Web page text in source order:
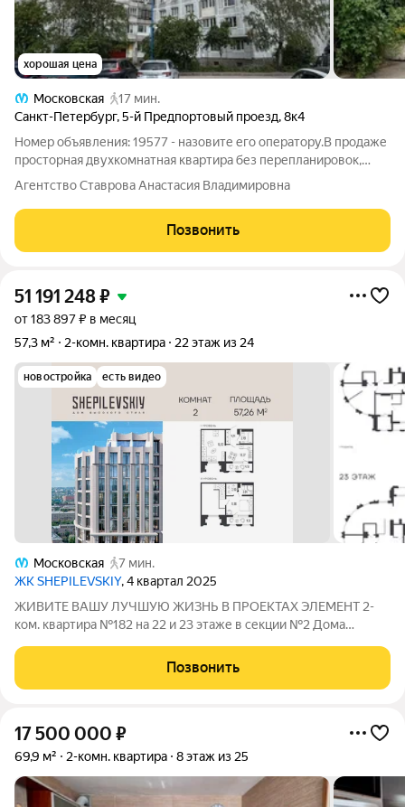
хорошая цена
Московская
17 мин.
Санкт-Петербург,5-й Предпортовый проезд,8к4
Номер объявления: 19577 - назовите его оператору.В продаже
просторная двухкомнатная квартира без перепланировок,
общей площадью 53,9 кв. м, расположенная на выгодном и
комфортном 3-м этаже 12-этажного панельного дома
улучшенной 137-й серии, 1979 года
Агентство Ставрова Анастасия Владимировна
Позвонить
51 191 248₽
от 183 897 ₽ в месяц
57,3 м²
2-комн. квартира 22 этаж из 24
новостройка есть видео
Московская
7 мин.
ЖК SHEPILEVSKIY, 4 квартал 2025
ЖИВИТЕ ВАШУ ЛУЧШУЮ ЖИЗНЬ В ПРОЕКТАХ ЭЛЕМЕНТ 2-
ком. квартира №182 на 22 и 23 этаже в секции №2 Дома
проекте: Торжественный и величавый, Клубный дом
SHEPILEVSKIY (Шепилевский) включает 184 квартиры
Позвонить
17 500 000 ₽
69,9 м² 2-комн. квартира 8 этаж из 25